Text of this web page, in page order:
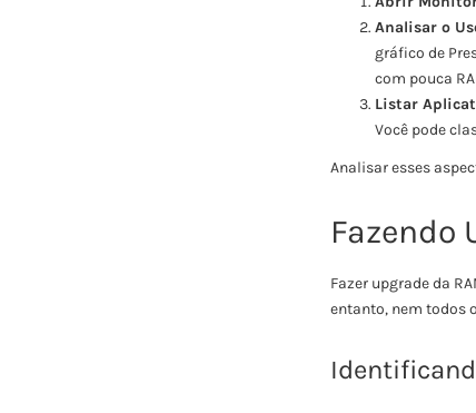
Analisar o
gráfico de
com pouca
Listar
Você pode
Analisar esses
Fazendo
Fazer upgrade da
entanto, nem todos